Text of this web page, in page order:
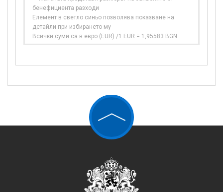
бенефициента разходи
Елемент в светло синьо позволява показване на
детайли при избирането му
Всички суми са в евро (EUR) /1 EUR = 1,95583 BGN